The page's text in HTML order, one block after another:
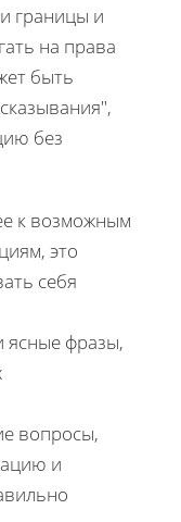
границы и
на права
быть
без
к возможным
это
себя
ясные фразы,
вопросы,
и